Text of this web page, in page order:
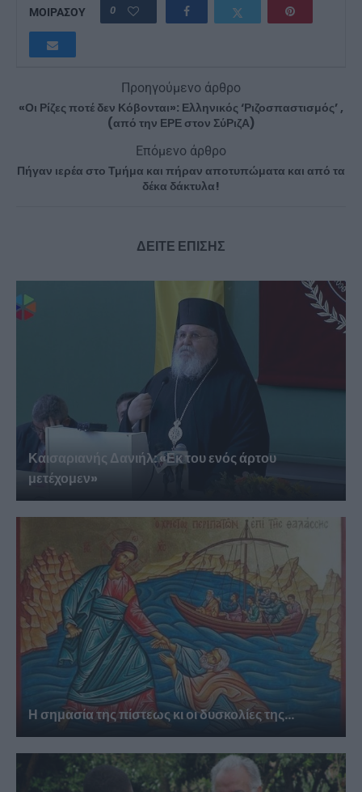
ΜΟΙΡΑΣΟΥ 0
Προηγούμενο άρθρο
«Οι Ρίζες ποτέ δεν Κόβονται»: Ελληνικός ‘Ριζοσπαστισμός’ ,
(από την ΕΡΕ στον ΣύΡιζΑ)
Επόμενο άρθρο
Πήγαν ιερέα στο Τμήμα και πήραν αποτυπώματα και από τα
δέκα δάκτυλα!
ΔΕΙΤΕ ΕΠΙΣΗΣ
Καισαριανής Δανιήλ: «Εκ του ενός άρτου
μετέχομεν»
Η σημασία της πίστεως κι οι δυσκολίες της...